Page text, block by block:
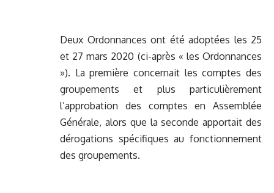
Deux Ordonnances ont été adoptées les 25
et 27 mars 2020 (ci-après « les Ordonnances
»). La première concernait les comptes des
groupements et plus particulièrement
l’approbation des comptes en Assemblée
Générale, alors que la seconde apportait des
dérogations spécifiques au fonctionnement
des groupements.